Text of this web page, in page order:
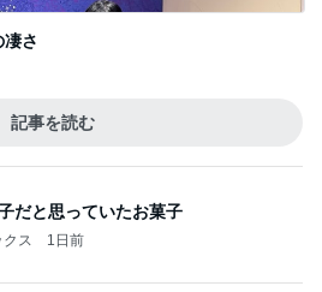
さ
記事を読む
だと思っていたお菓子
ス 1日前